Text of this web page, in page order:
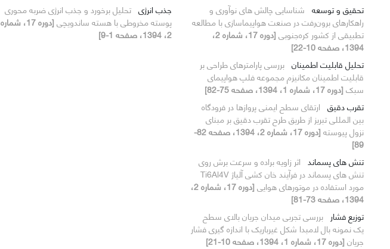
تحقیق و توسعه شناسایی چالش های نوآوری و
راهکارهای برون‌رفت در صنعت هواپیماسازی با مطالعه
تطبیقی از کشور کره‌جنوبی
[دوره 17، شماره 2،
1394، صفحه 10-22]
تحلیل قابلیت اطمینان بررسی پارامترهای طراحی بر
قابلیت اطمینان مکانیزم مجموعه فلپ هواپیمای
سبک [دوره 17، شماره 1، 1394، صفحه 75-82]
تقرب دقیق ارتقای سطح ایمنی پروازها در فرودگاه
بین المللی تبریز از طریق طرح تقرب دقیق بر مبنای
نزول پیوسته
[دوره 17، شماره 2، 1394، صفحه 82-
89]
تنش های پسماند اثر زاویه براده و سرعت برش روی
تنش های پسماند در فرآیند خان کشی آلیاژ Ti6Al4V
مورد استفاده در موتورهای هوایی
[دوره 17، شماره 2،
1394، صفحه 73-81]
توزیع فشار بررسی تجربی میدان جریان بالای سطح
یک نمونه بال لامبدا شکل غیرباریک با اندازه گیری فشار
جریان [دوره 17، شماره 1، 1394، صفحه 10-21]
جذب انرژی تحلیل برخورد و جذب انرژی ضربه محوری
پوسته مخروطی با هسته ساندویچی
[دوره 17، شماره
2، 1394، صفحه 1-9]